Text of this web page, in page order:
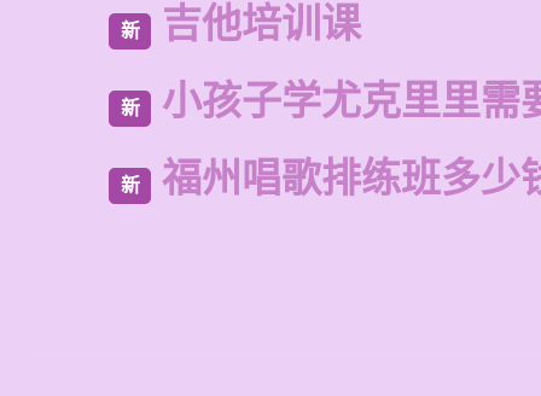
新 吉他培训课
新 小孩子学尤克里里需
新 福州唱歌排练班多少